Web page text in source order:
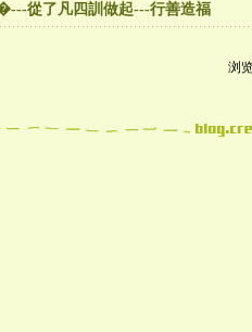
從了凡四訓做起---行善造福
浏